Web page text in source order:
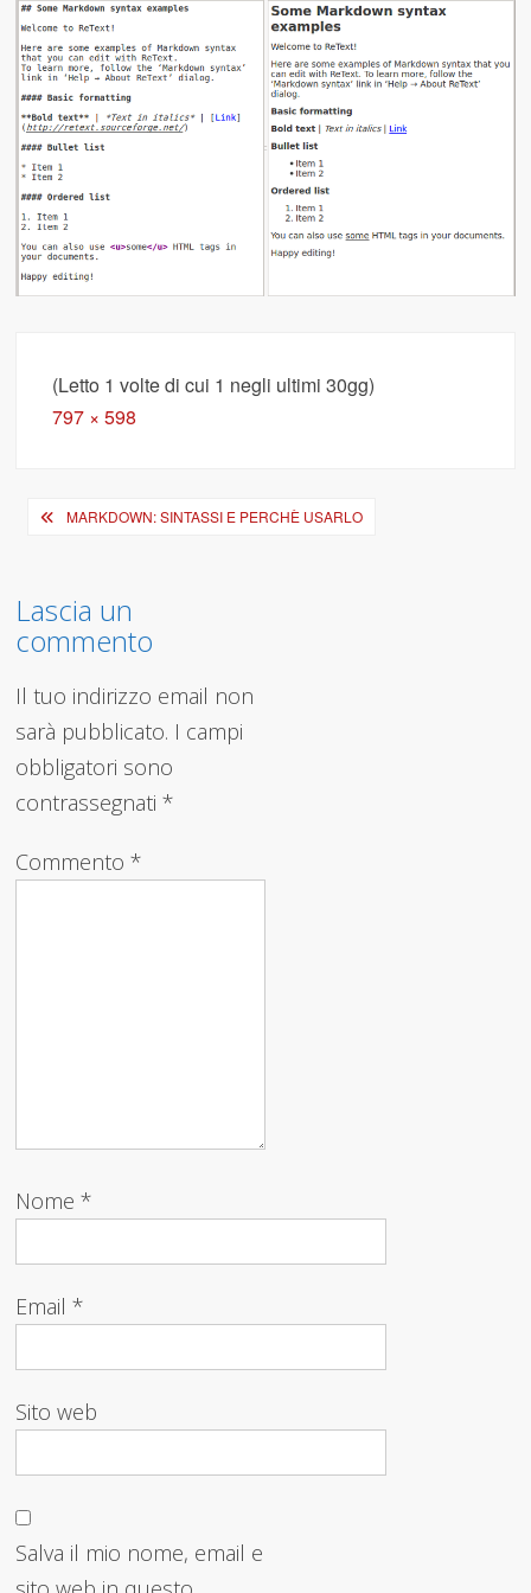
(Letto 1 volte di cui 1 negli ultimi 30gg)
Full
797 × 598
Navigazione
MARKDOWN: SINTASSI E PERCHÈ USARLO
Lascia un
commento
Il tuo indirizzo email non
sarà pubblicato. I campi
obbligatori sono
contrassegnati*
Commento*
Nome*
Email*
Sito web
Salva il mio nome, email e